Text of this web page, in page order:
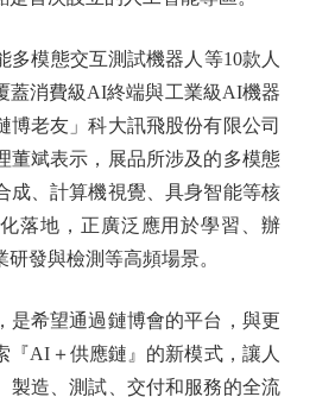
模態交互測試機器人等10款人
蓋消費級AI終端與工業級AI機器
博老友」科大訊飛股份有限公司
董斌表示，展品所涉及的多模態
成、計算機視覺、具身智能等核
落地，正廣泛應用於學習、辦
發與檢測等高頻場景。
希望通過鏈博會的平台，與更
『AI＋供應鏈』的新模式，讓人
製造、測試、交付和服務的全流